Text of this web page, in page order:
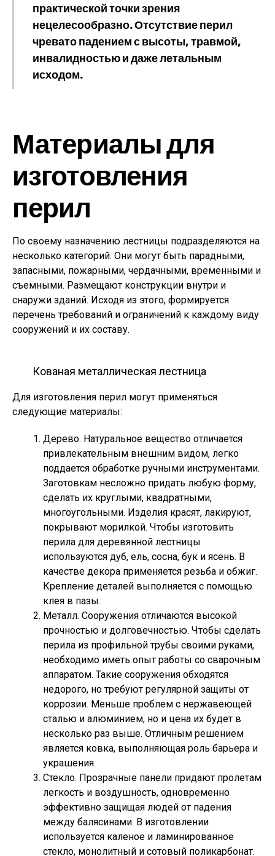
практической точки зрения
нецелесообразно. Отсутствие перил
чревато падением с высоты, травмой,
инвалидностью и даже летальным
исходом.
Материалы для
изготовления
перил
По своему назначению лестницы подразделяются на
несколько категорий. Они могут быть парадными,
запасными, пожарными, чердачными, временными и
съемными. Размещают конструкции внутри и
снаружи зданий. Исходя из этого, формируется
перечень требований и ограничений к каждому виду
сооружений и их составу.
Кованая металлическая лестница
Для изготовления перил могут применяться
следующие материалы:
Дерево. Натуральное вещество отличается
привлекательным внешним видом, легко
поддается обработке ручными инструментами.
Заготовкам несложно придать любую форму,
сделать их круглыми, квадратными,
многоугольными. Изделия красят, лакируют,
покрывают морилкой. Чтобы изготовить
перила для деревянной лестницы
используются дуб, ель, сосна, бук и ясень. В
качестве декора применяется резьба и обжиг.
Крепление деталей выполняется с помощью
клея в пазы.
Металл. Сооружения отличаются высокой
прочностью и долговечностью. Чтобы сделать
перила из профильной трубы своими руками,
необходимо иметь опыт работы со сварочным
аппаратом. Такие сооружения обходятся
недорого, но требуют регулярной защиты от
коррозии. Меньше проблем с нержавеющей
сталью и алюминием, но и цена их будет в
несколько раз выше. Отличным решением
является ковка, выполняющая роль барьера и
украшения.
Стекло. Прозрачные панели придают пролетам
легкость и воздушность, одновременно
эффективно защищая людей от падения
между балясинами. В изготовлении
используется каленое и ламинированное
стекло, монолитный и сотовый поликарбонат.